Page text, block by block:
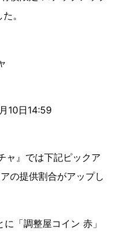
。
10日14:59
ャ』では下記ピックア
の提供割合がアップし
「調整屋コイン 赤」